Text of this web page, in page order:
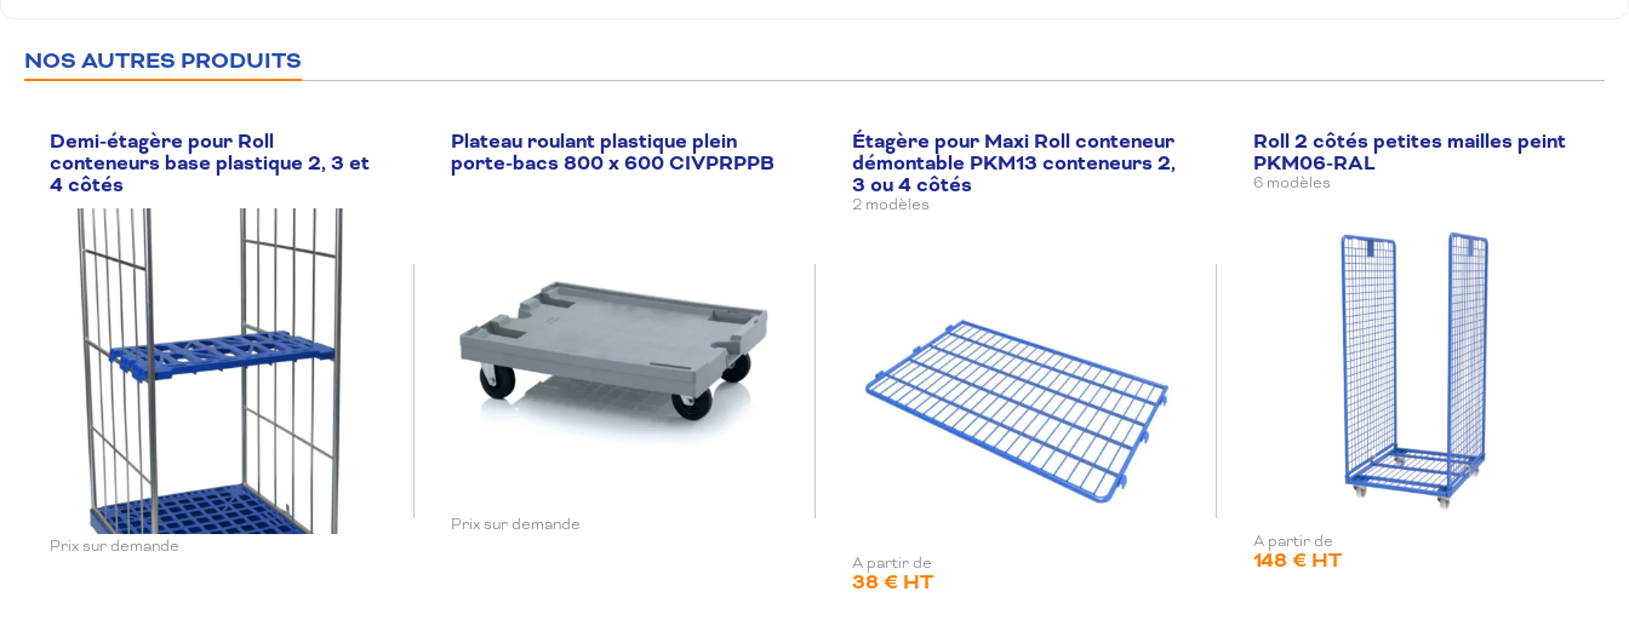
NOS AUTRES PRODUITS
Demi-étagère pour Roll
conteneurs base plastique 2, 3 et
4 côtés
Prix sur demande
Plateau roulant plastique plein
porte-bacs 800 x 600 CIVPRPPB
Prix sur demande
Étagère pour Maxi Roll conteneur
démontable PKM13 conteneurs 2,
3 ou 4 côtés
2 modèles
A partir de
38 € HT
Roll 2 côtés petites mailles peint
PKM06-RAL
6 modèles
A partir de
148 € HT